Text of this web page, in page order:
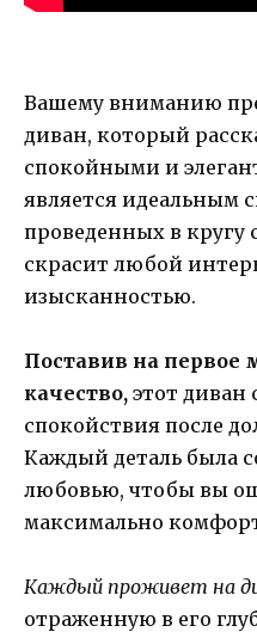
Вашему вниманию
диван, который
спокойными и
является идеальным
проведенных в кругу
скрасит любой
изысканностью.
Поставив на первое
качество, этот диван
спокойствия после
Каждый деталь была
любовью, чтобы вы
максимально
Каждый проживет на
отраженную в его